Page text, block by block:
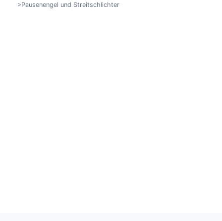
>Pausenengel und Streitschlichter